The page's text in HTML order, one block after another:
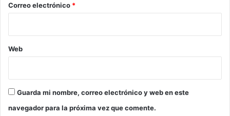
*
Correo electrónico *
Web
Guarda mi nombre, correo electrónico y web en este
navegador para la próxima vez que comente.